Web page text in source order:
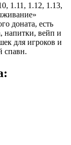
1.11, 1.12, 1.13,
доната, есть
напитки, вейп и
для игроков и
спавн.